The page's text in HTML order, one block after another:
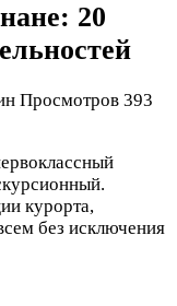
20
Просмотров 393
курорта,
без исключения